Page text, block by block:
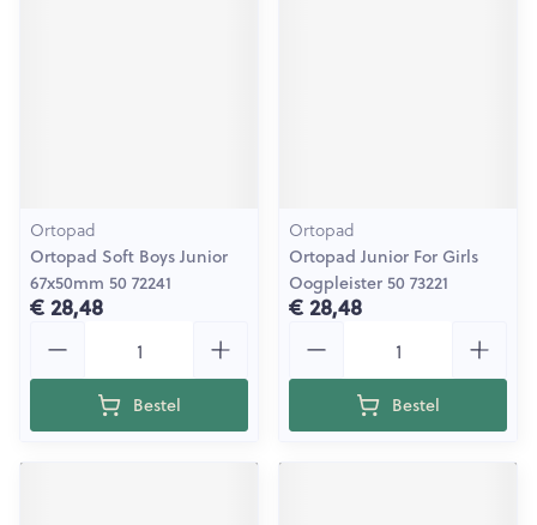
Ortopad
Ortopad Soft Boys Junior
67x50mm 50 72241
€ 28,48
Bestel
Ortopad
Ortopad Junior For Girls
Oogpleister 50 73221
€ 28,48
Bestel